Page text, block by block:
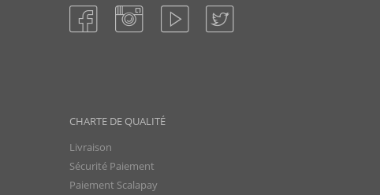
CHARTE DE QUALITÉ
Livraison
Sécurité Paiement
Paiement Scalapay